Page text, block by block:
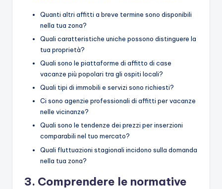
Quanti altri affitti a breve termine sono disponibili
nella tua zona?
Quali caratteristiche uniche possono distinguere la
tua proprietà?
Quali sono le piattaforme di affitto di case
vacanze più popolari tra gli ospiti locali?
Quali tipi di immobili e servizi sono richiesti?
Ci sono agenzie professionali di affitti per vacanze
nelle vicinanze?
Quali sono le tendenze dei prezzi per inserzioni
comparabili nel tuo mercato?
Quali fluttuazioni stagionali incidono sulla domanda
nella tua zona?
3. Comprendere le normative